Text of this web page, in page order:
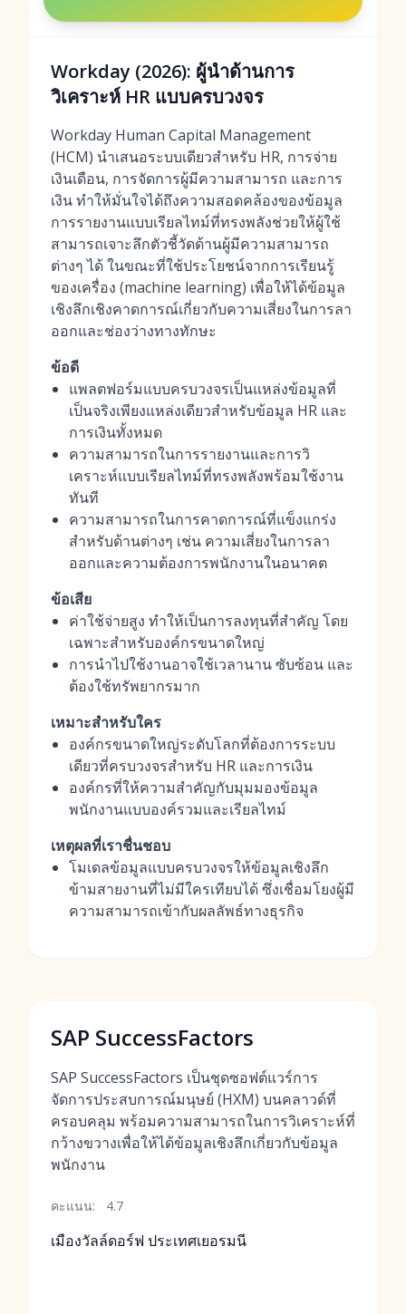
Workday (2026): ผู้นำด้านการ
วิเคราะห์ HR แบบครบวงจร
Workday Human Capital Management
(HCM) นำเสนอระบบเดียวสำหรับ HR, การจ่าย
เงินเดือน, การจัดการผู้มีความสามารถ และการ
เงิน ทำให้มั่นใจได้ถึงความสอดคล้องของข้อมูล
การรายงานแบบเรียลไทม์ที่ทรงพลังช่วยให้ผู้ใช้
สามารถเจาะลึกตัวชี้วัดด้านผู้มีความสามารถ
ต่างๆ ได้ ในขณะที่ใช้ประโยชน์จากการเรียนรู้
ของเครื่อง (machine learning) เพื่อให้ได้ข้อมูล
เชิงลึกเชิงคาดการณ์เกี่ยวกับความเสี่ยงในการลา
ออกและช่องว่างทางทักษะ
ข้อดี
แพลตฟอร์มแบบครบวงจรเป็นแหล่งข้อมูลที่
เป็นจริงเพียงแหล่งเดียวสำหรับข้อมูล HR และ
การเงินทั้งหมด
ความสามารถในการรายงานและการวิ
เคราะห์แบบเรียลไทม์ที่ทรงพลังพร้อมใช้งาน
ทันที
ความสามารถในการคาดการณ์ที่แข็งแกร่ง
สำหรับด้านต่างๆ เช่น ความเสี่ยงในการลา
ออกและความต้องการพนักงานในอนาคต
ข้อเสีย
ค่าใช้จ่ายสูง ทำให้เป็นการลงทุนที่สำคัญ โดย
เฉพาะสำหรับองค์กรขนาดใหญ่
การนำไปใช้งานอาจใช้เวลานาน ซับซ้อน และ
ต้องใช้ทรัพยากรมาก
เหมาะสำหรับใคร
องค์กรขนาดใหญ่ระดับโลกที่ต้องการระบบ
เดียวที่ครบวงจรสำหรับ HR และการเงิน
องค์กรที่ให้ความสำคัญกับมุมมองข้อมูล
พนักงานแบบองค์รวมและเรียลไทม์
เหตุผลที่เราชื่นชอบ
โมเดลข้อมูลแบบครบวงจรให้ข้อมูลเชิงลึก
ข้ามสายงานที่ไม่มีใครเทียบได้ ซึ่งเชื่อมโยงผู้มี
ความสามารถเข้ากับผลลัพธ์ทางธุรกิจ
SAP SuccessFactors
SAP SuccessFactors เป็นชุดซอฟต์แวร์การ
จัดการประสบการณ์มนุษย์ (HXM) บนคลาวด์ที่
ครอบคลุม พร้อมความสามารถในการวิเคราะห์ที่
กว้างขวางเพื่อให้ได้ข้อมูลเชิงลึกเกี่ยวกับข้อมูล
พนักงาน
คะแนน: 4.7
เมืองวัลล์ดอร์ฟ ประเทศเยอรมนี